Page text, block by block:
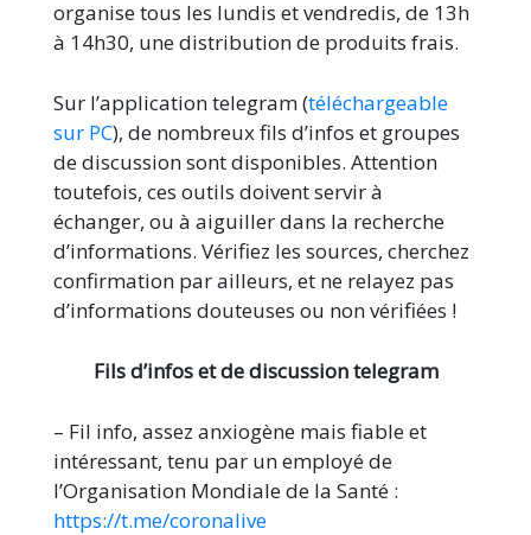
organise tous les lundis et vendredis, de 13h
à 14h30, une distribution de produits frais.
Sur l’application telegram (téléchargeable
sur PC), de nombreux fils d’infos et groupes
de discussion sont disponibles. Attention
toutefois, ces outils doivent servir à
échanger, ou à aiguiller dans la recherche
d’informations. Vérifiez les sources, cherchez
confirmation par ailleurs, et ne relayez pas
d’informations douteuses ou non vérifiées !
Fils d’infos et de discussion telegram
– Fil info, assez anxiogène mais fiable et
intéressant, tenu par un employé de
l’Organisation Mondiale de la Santé :
https://t.me/coronalive